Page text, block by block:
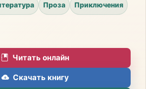
Проза Приключения
Читать онлайн
Скачать книгу